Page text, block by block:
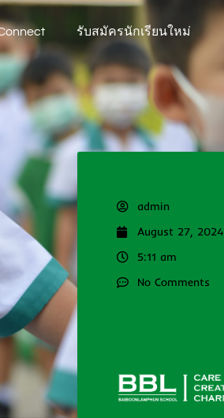
รับสมัครนักเรียนใหม่
admin
August 27, 2024
5:11 am
No Comments